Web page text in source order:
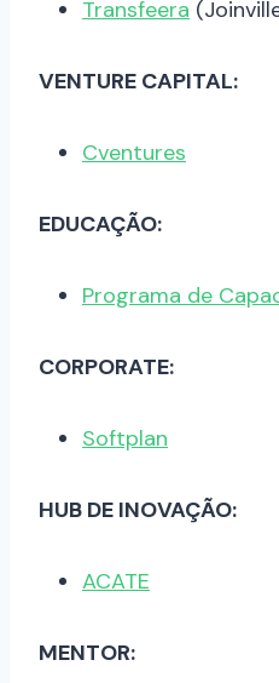
Transfeera
VENTURE CAPITAL:
Cventures
EDUCAÇÃO:
Programa de
CORPORATE:
Softplan
HUB DE INOVAÇÃO:
ACATE
MENTOR: